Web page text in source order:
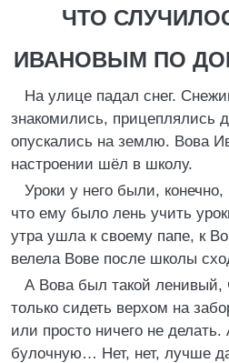
ЧТО
ИВАНОВЫМ ПО
На улице падал снег.
знакомились, прицеплялись
опускались на землю. Вова
настроении шёл в школу.
Уроки у него были,
что ему было лень учить
утра ушла к своему папе, к
велела Вове после школы
А Вова был такой ленивый,
только сидеть верхом на
или просто ничего не
булочную… Нет, нет, лучше